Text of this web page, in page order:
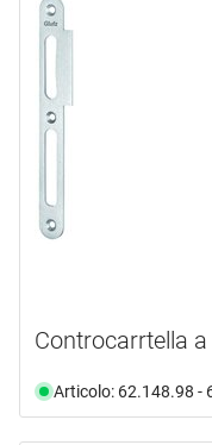
Controcarrtella
Articolo: 62.148.98 -